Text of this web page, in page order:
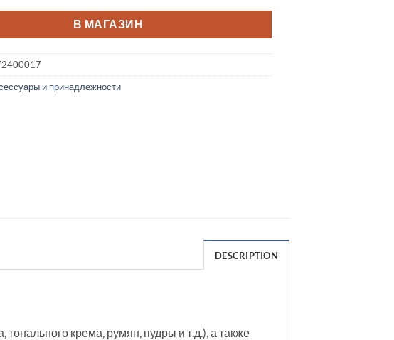
В МАГАЗИН
и принадлежности
DESCRIPTION
крема, румян, пудры и т.д.), а также